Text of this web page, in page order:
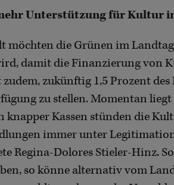
Unterstützung für Kultur
möchten die Grünen im
damit die Finanzierung von
zukünftig 1,5 Prozent
zu stellen. Momentan
knapper Kassen stünden die
immer unter
Regina-Dolores Stieler-Hinz.
so könne alternativ vom